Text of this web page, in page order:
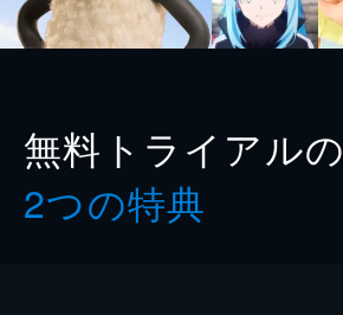
無料トライアルの
2つの特典